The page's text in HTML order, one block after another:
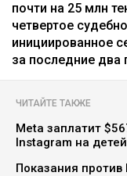
почти на 25 млн
четвертое
инициированное
за последние два
ЧИТАЙТЕ ТАКЖЕ
Meta заплатит
Instagram на
Показания